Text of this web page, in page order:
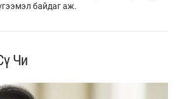
байдаг аж.
Чи